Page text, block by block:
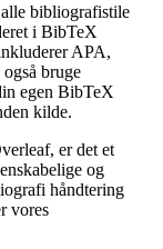
bibliografistile
i BibTeX
APA,
bruge
egen BibTeX
kilde.
er det et
og
håndtering
vores